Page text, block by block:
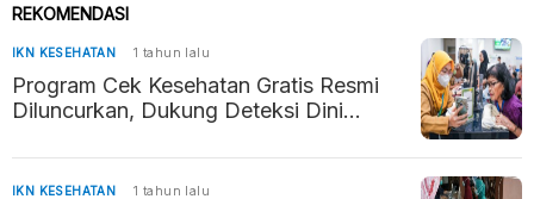
REKOMENDASI
IKN KESEHATAN 1 tahun lalu
Program Cek Kesehatan Gratis Resmi
Diluncurkan, Dukung Deteksi Dini
IKN KESEHATAN 1 tahun lalu